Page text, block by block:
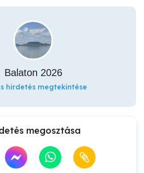
Balaton 2026
hirdetés megtekintése
megosztása